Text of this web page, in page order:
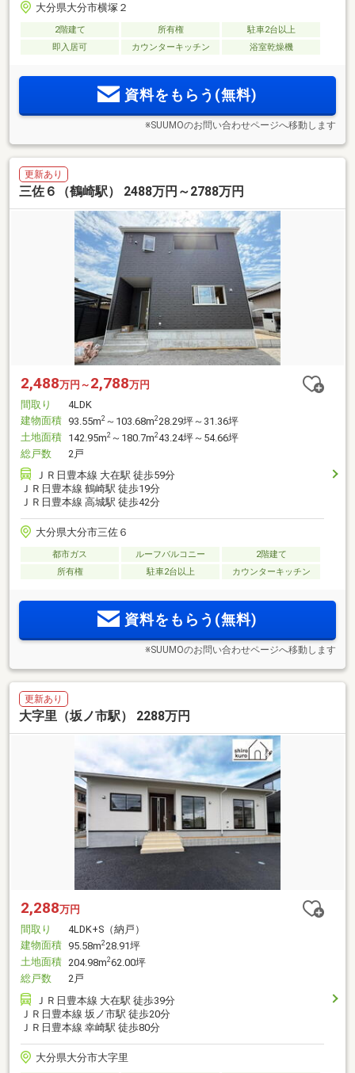
大分県大分市横塚２
2階建て 所有権
駐車2台以上
即入居可
カウンターキッチン 浴室乾燥機
資料をもらう(無料)
※SUUMOのお問い合わせページへ移動します
更新あり
三佐６（鶴崎駅） 2488万円～2788万円
2,488万円～ 2,788万円
間取り
4LDK
建物面積 93.55m2 ～103.68m2 28.29坪～31.36坪
土地面積 142.95m2 ～180.7m243.24坪～54.66坪
総戸数
2戸
ＪＲ日豊本線 大在駅 徒歩59分
ＪＲ日豊本線 鶴崎駅 徒歩19分
ＪＲ日豊本線 高城駅 徒歩42分
大分県大分市三佐６
都市ガス ルーフバルコニー
2階建て
所有権
駐車2台以上 カウンターキッチン
資料をもらう(無料)
※SUUMOのお問い合わせページへ移動します
更新あり
大字里（坂ノ市駅） 2288万円
2,288万円
間取り
4LDK+S（納戸）
建物面積 95.58m228.91坪
土地面積 204.98m262.00坪
総戸数
2戸
ＪＲ日豊本線 大在駅 徒歩39分
ＪＲ日豊本線 坂ノ市駅 徒歩20分
ＪＲ日豊本線 幸崎駅 徒歩80分
大分県大分市大字里